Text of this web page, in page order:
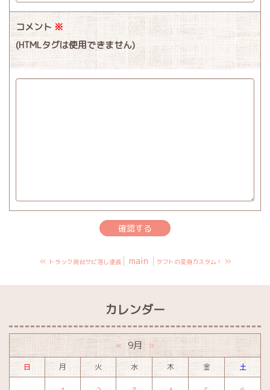
コメント※
(HTMLタグは使用できません)
« トラック荷台サビ落し塗装 main タフトの変身カスタム！ »
カレンダー
« 9月 »
日 月 火 水 木 金 土